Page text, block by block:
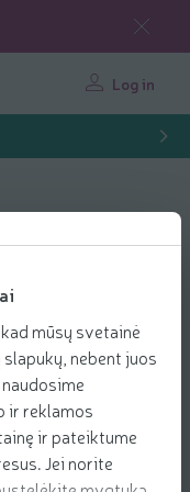
mūsų svetainė
nebent juos
ir reklamos
ir pateiktume
Jei norite
Log in